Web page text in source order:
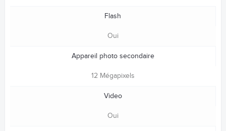
Flash
Oui
Appareil photo secondaire
12 Mégapixels
Video
Oui